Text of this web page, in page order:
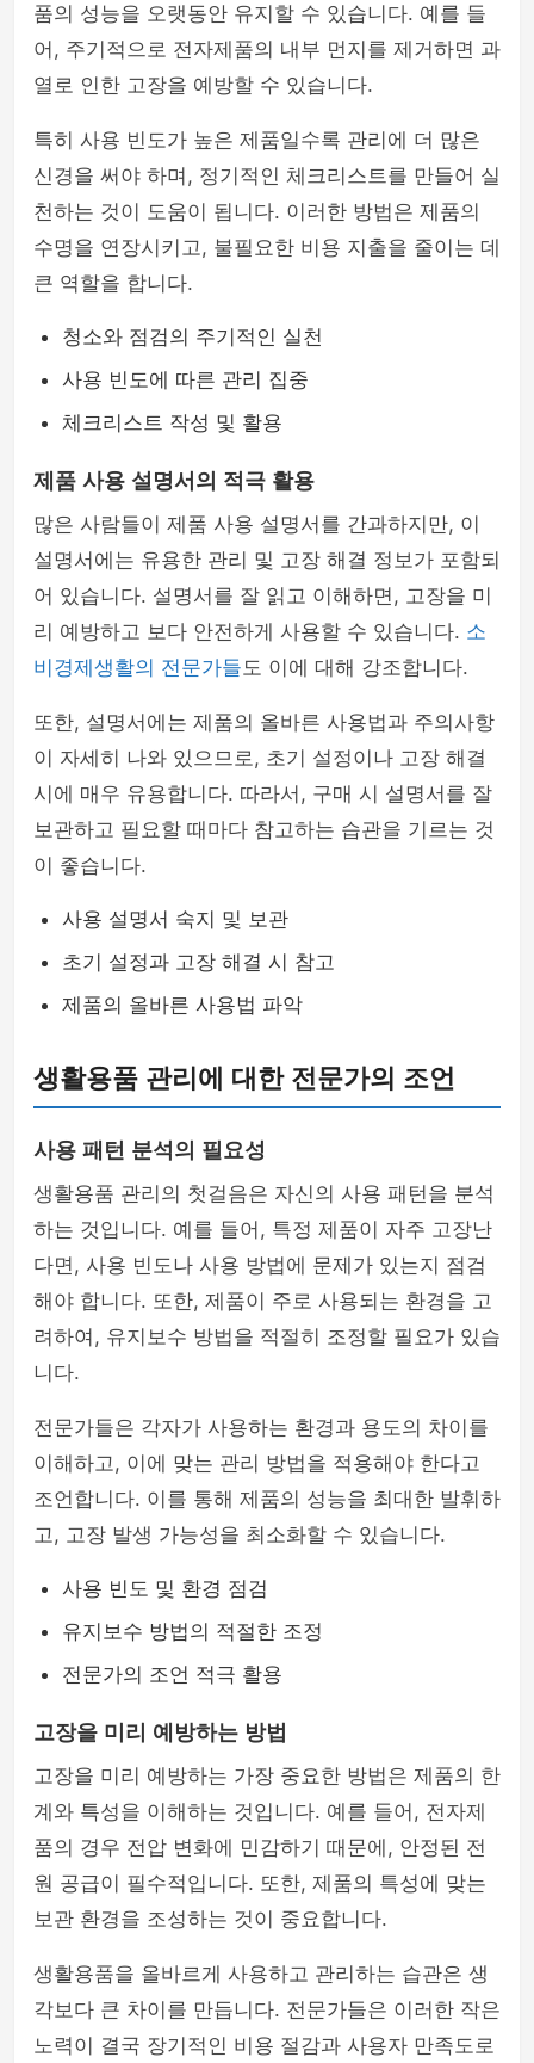
품의 성능을 오랫동안 유지할 수 있습니다. 예를 들
어, 주기적으로 전자제품의 내부 먼지를 제거하면 과
열로 인한 고장을 예방할 수 있습니다.
특히 사용 빈도가 높은 제품일수록 관리에 더 많은
신경을 써야 하며, 정기적인 체크리스트를 만들어 실
천하는 것이 도움이 됩니다. 이러한 방법은 제품의
수명을 연장시키고, 불필요한 비용 지출을 줄이는 데
큰 역할을 합니다.
청소와 점검의 주기적인 실천
사용 빈도에 따른 관리 집중
체크리스트 작성 및 활용
제품 사용 설명서의 적극 활용
많은 사람들이 제품 사용 설명서를 간과하지만, 이
설명서에는 유용한 관리 및 고장 해결 정보가 포함되
어 있습니다. 설명서를 잘 읽고 이해하면, 고장을 미
리 예방하고 보다 안전하게 사용할 수 있습니다. 소
비경제생활의 전문가들도 이에 대해 강조합니다.
또한, 설명서에는 제품의 올바른 사용법과 주의사항
이 자세히 나와 있으므로, 초기 설정이나 고장 해결
시에 매우 유용합니다. 따라서, 구매 시 설명서를 잘
보관하고 필요할 때마다 참고하는 습관을 기르는 것
이 좋습니다.
사용 설명서 숙지 및 보관
초기 설정과 고장 해결 시 참고
제품의 올바른 사용법 파악
생활용품 관리에 대한 전문가의 조언
사용 패턴 분석의 필요성
생활용품 관리의 첫걸음은 자신의 사용 패턴을 분석
하는 것입니다. 예를 들어, 특정 제품이 자주 고장난
다면, 사용 빈도나 사용 방법에 문제가 있는지 점검
해야 합니다. 또한, 제품이 주로 사용되는 환경을 고
려하여, 유지보수 방법을 적절히 조정할 필요가 있습
니다.
전문가들은 각자가 사용하는 환경과 용도의 차이를
이해하고, 이에 맞는 관리 방법을 적용해야 한다고
조언합니다. 이를 통해 제품의 성능을 최대한 발휘하
고, 고장 발생 가능성을 최소화할 수 있습니다.
사용 빈도 및 환경 점검
유지보수 방법의 적절한 조정
전문가의 조언 적극 활용
고장을 미리 예방하는 방법
고장을 미리 예방하는 가장 중요한 방법은 제품의 한
계와 특성을 이해하는 것입니다. 예를 들어, 전자제
품의 경우 전압 변화에 민감하기 때문에, 안정된 전
원 공급이 필수적입니다. 또한, 제품의 특성에 맞는
보관 환경을 조성하는 것이 중요합니다.
생활용품을 올바르게 사용하고 관리하는 습관은 생
각보다 큰 차이를 만듭니다. 전문가들은 이러한 작은
노력이 결국 장기적인 비용 절감과 사용자 만족도로